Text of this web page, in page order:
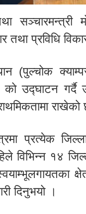
सञ्चारमन्त्री
तथा प्रविधि
(पुल्चोक
को उद्घाटन
राखेको
प्रत्येक
विभिन्न १४
दिनुभयो ।